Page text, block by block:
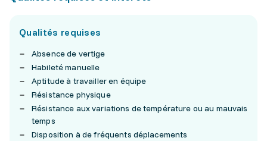
Qualités requises
Absence de vertige
Habileté manuelle
Aptitude à travailler en équipe
Résistance physique
Résistance aux variations de température ou au mauvais
temps
Disposition à de fréquents déplacements